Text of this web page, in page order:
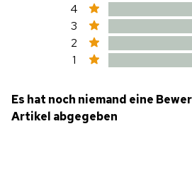
4
3
2
1
Es hat noch niemand eine
Artikel abgegeben